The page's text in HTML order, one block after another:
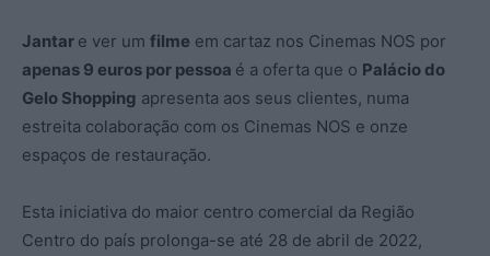
Jantar e ver um filme em cartaz nos Cinemas NOS por
apenas 9 euros por pessoa é a oferta que o Palácio do
Gelo Shopping apresenta aos seus clientes, numa
estreita colaboração com os Cinemas NOS e onze
espaços de restauração.
Esta iniciativa do maior centro comercial da Região
Centro do país prolonga-se até 28 de abril de 2022,